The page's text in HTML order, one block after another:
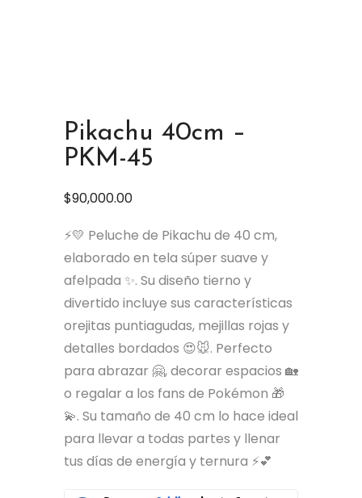
Pikachu 40cm –
PKM-45
$90,000.00
⚡💛 Peluche de Pikachu de 40 cm,
elaborado en tela súper suave y
afelpada ✨. Su diseño tierno y
divertido incluye sus características
orejitas puntiagudas, mejillas rojas y
detalles bordados 😍🐭. Perfecto
para abrazar 🤗, decorar espacios 🏡
o regalar a los fans de Pokémon 🎁
💫. Su tamaño de 40 cm lo hace ideal
para llevar a todas partes y llenar
tus días de energía y ternura ⚡💕